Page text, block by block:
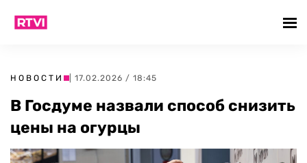
НОВОСТИ | 17.02.2026 / 18:45
В Госдуме назвали способ снизить
цены на огурцы